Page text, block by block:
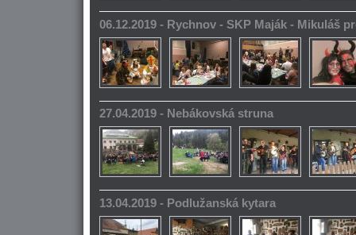
06.12.2019 - Rychnov - SKP Maják - Mikuláš
27.04.2019 - Nebákovská struna
13.04.2019 - Podlužanská kytara